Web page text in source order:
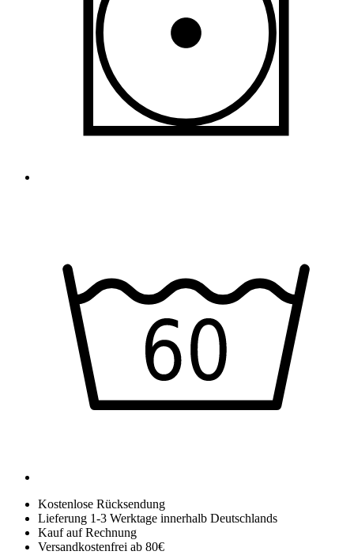
Kostenlose Rücksendung
Lieferung 1-3 Werktage innerhalb Deutschlands
Kauf auf Rechnung
Versandkostenfrei ab 80€